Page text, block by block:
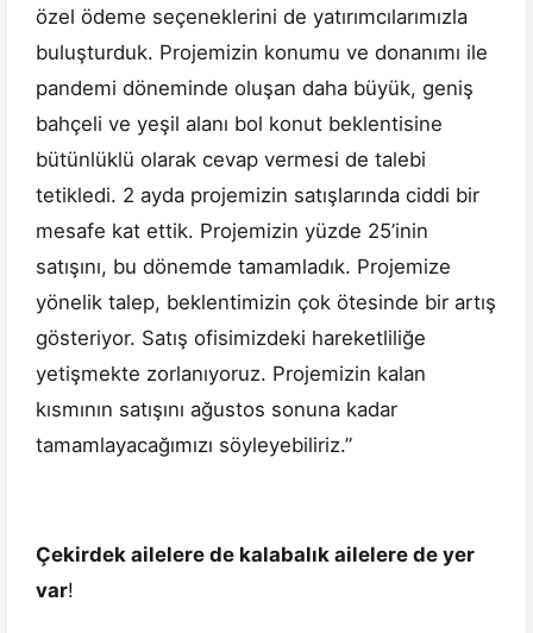
özel ödeme seçeneklerini de yatırımcılarımızla
buluşturduk. Projemizin konumu ve donanımı ile
pandemi döneminde oluşan daha büyük, geniş
bahçeli ve yeşil alanı bol konut beklentisine
bütünlüklü olarak cevap vermesi de talebi
tetikledi. 2 ayda projemizin satışlarında ciddi bir
mesafe kat ettik. Projemizin yüzde 25’inin
satışını, bu dönemde tamamladık. Projemize
yönelik talep, beklentimizin çok ötesinde bir artış
gösteriyor. Satış ofisimizdeki hareketliliğe
yetişmekte zorlanıyoruz. Projemizin kalan
kısmının satışını ağustos sonuna kadar
tamamlayacağımızı söyleyebiliriz.”
Çekirdek ailelere de kalabalık ailelere de yer
var!